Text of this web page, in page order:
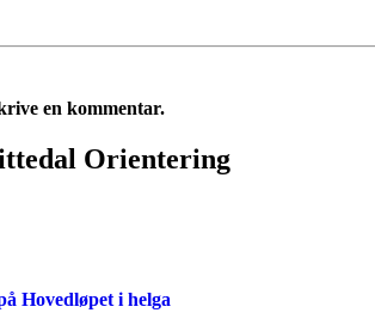
en kommentar.
Orientering
Hovedløpet i helga